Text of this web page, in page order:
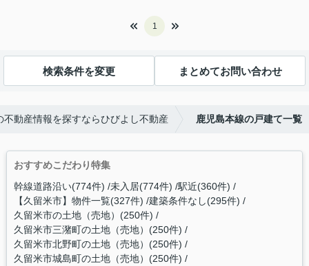
1
検索条件を変更 まとめてお問い合わせ
不動産情報を探すならひびよし不動産 鹿児島本線の戸建て一覧
おすすめこだわり特集
幹線道路沿い(774件) 未入居(774件) 駅近(360件)
【久留米市】物件一覧(327件) 建築条件なし(295件)
久留米市の土地（売地）(250件)
久留米市三潴町の土地（売地）(250件)
久留米市北野町の土地（売地）(250件)
久留米市城島町の土地（売地）(250件)